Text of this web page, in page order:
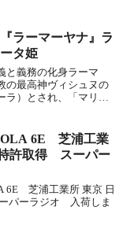
ラーマーヤナ』ラ
タ姫
と義務の化身ラーマ
の最高神ヴィシュヌの
ラ）とされ、「マリア
正義）」： ラーマの最
よりも正義...
6E 芝浦工業
許取得 スーパー
6E 芝浦工業所 東京 日
パーラジオ 入荷しま